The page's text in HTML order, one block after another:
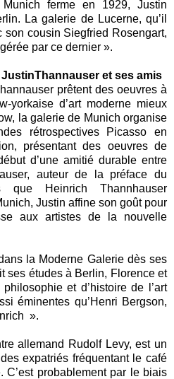
ferme en 1929, Justin
La galerie de Lucerne, qu’il
cousin Siegfried Rosengart,
par ce dernier ».
et ses amis
prêtent des oeuvres à
yorkaise d’art moderne mieux
la galerie de Munich organise
rétrospectives Picasso en
présentant des oeuvres de
d’une amitié durable entre
auteur de la préface du
que Heinrich Thannhauser
Justin affine son goût pour
aux artistes de la nouvelle
la Moderne Galerie dès ses
ses études à Berlin, Florence et
et d’histoire de l’art
éminentes qu’Henri Bergson,
».
allemand Rudolf Levy, est un
expatriés fréquentant le café
C’est probablement par le biais